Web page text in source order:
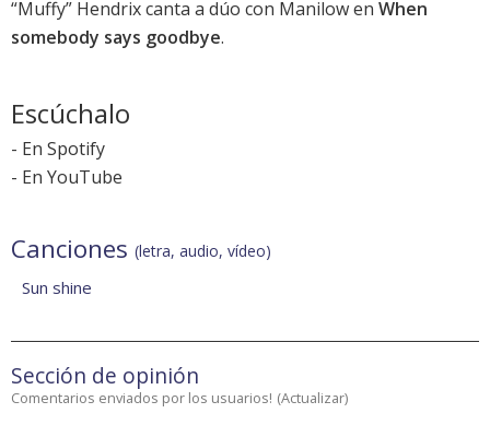
“Muffy” Hendrix canta a dúo con Manilow en When
somebody says goodbye.
Escúchalo
- En Spotify
- En YouTube
Canciones (letra, audio, vídeo)
Sun shine
Sección de opinión
Comentarios enviados por los usuarios! (Actualizar)